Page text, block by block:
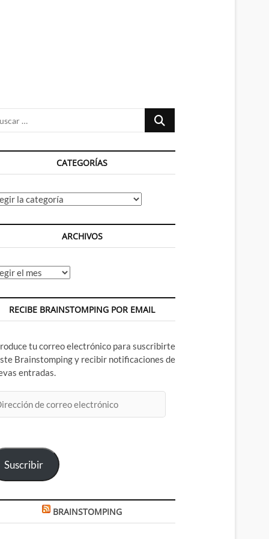
Buscar
CATEGORÍAS
ARCHIVOS
RECIBE BRAINSTOMPING POR EMAIL
tu correo electrónico para suscribirte
Brainstomping y recibir notificaciones de
entradas.
Suscribir
BRAINSTOMPING